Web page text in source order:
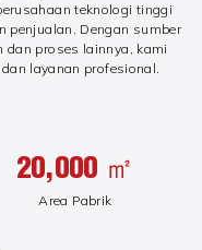
teknologi tinggi
penjualan. Dengan sumber
dan proses lainnya, kami
layanan profesional.
20,000 ㎡
Area Pabrik